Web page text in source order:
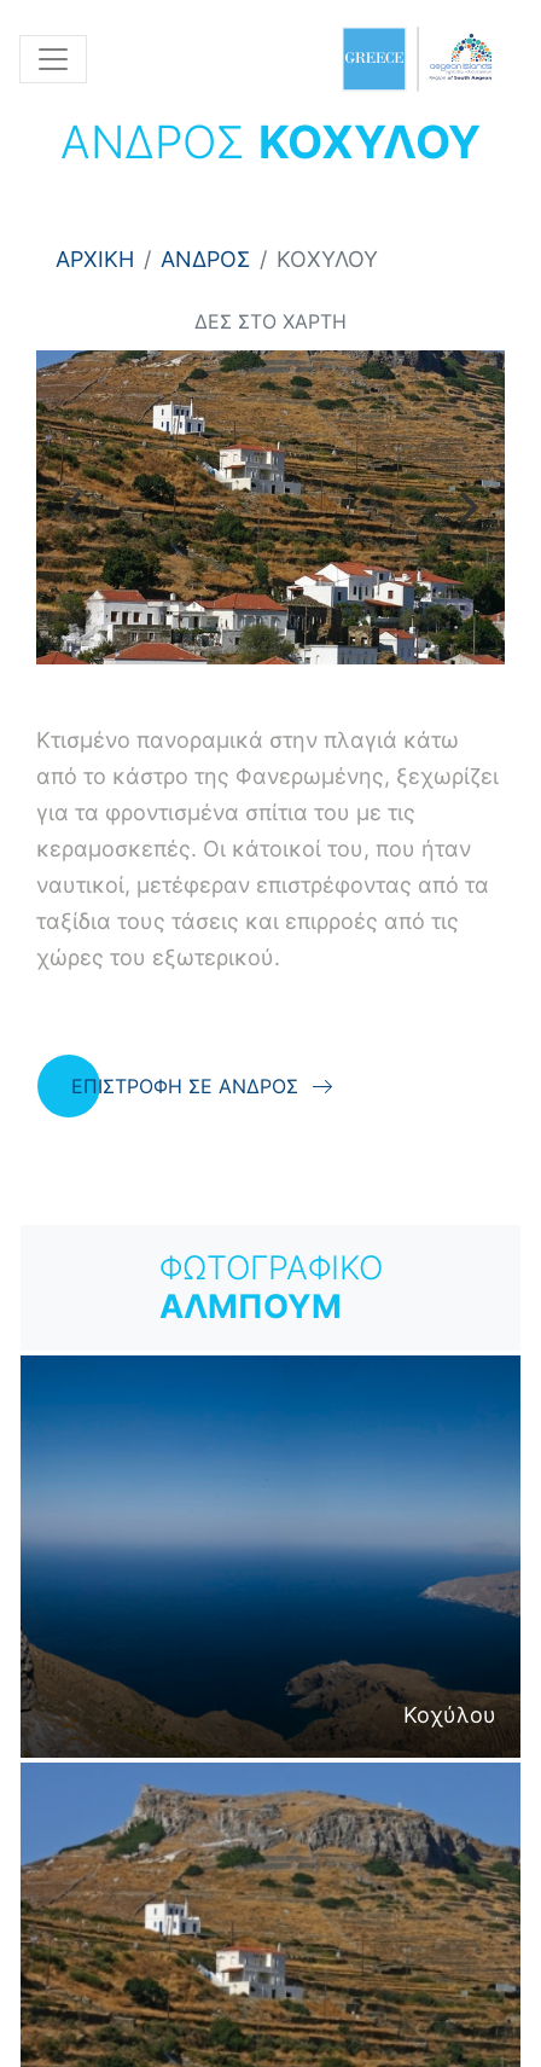
ΑΝΔΡΟΣ ΚΟΧΥΛΟΥ
ΑΡΧΙΚΗ ΑΝΔΡΟΣ ΚΟΧΥΛΟΥ
ΔΕΣ ΣΤΟ ΧΑΡΤΗ
Κτισμένο πανοραμικά στην πλαγιά κάτω
από το κάστρο της Φανερωμένης, ξεχωρίζει
για τα φροντισμένα σπίτια του με τις
κεραμοσκεπές. Οι κάτοικοί του, που ήταν
ναυτικοί, μετέφεραν επιστρέφοντας από τα
ταξίδια τους τάσεις και επιρροές από τις
χώρες του εξωτερικού.
ΕΠΙΣΤΡΟΦΗ ΣΕ ΑΝΔΡΟΣ
ΦΩΤΟΓΡΑΦΙΚΟ
ΑΛΜΠΟΥΜ
Κοχύλου